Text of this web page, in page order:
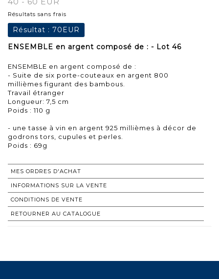
Résultats sans frais
Résultat : 70EUR
ENSEMBLE en argent composé de : - Lot 46
ENSEMBLE en argent composé de :
- Suite de six porte-couteaux en argent 800
millièmes figurant des bambous.
Travail étranger
Longueur: 7,5 cm
Poids : 110 g
- une tasse à vin en argent 925 millièmes à décor de
godrons tors, cupules et perles.
Poids : 69g
MES ORDRES D'ACHAT
INFORMATIONS SUR LA VENTE
CONDITIONS DE VENTE
RETOURNER AU CATALOGUE